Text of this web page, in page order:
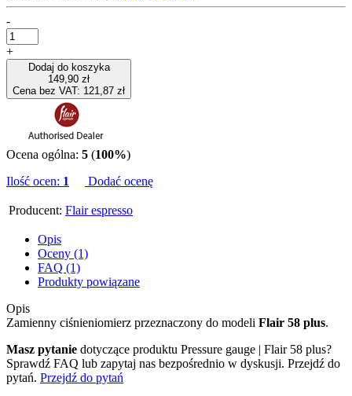
-
+
Dodaj do koszyka
149,90 zł
Cena bez VAT: 121,87 zł
Ocena ogólna: 5 (100%)
Ilość ocen: 1 Dodać ocenę
Producent: Flair espresso
Opis
Oceny (1)
FAQ (1)
Produkty powiązane
Opis
Zamienny ciśnieniomierz przeznaczony do modeli Flair 58 plus.
Masz pytanie dotyczące produktu Pressure gauge | Flair 58 plus?
Sprawdź FAQ lub zapytaj nas bezpośrednio w dyskusji. Przejdź do
pytań. Przejdź do pytań